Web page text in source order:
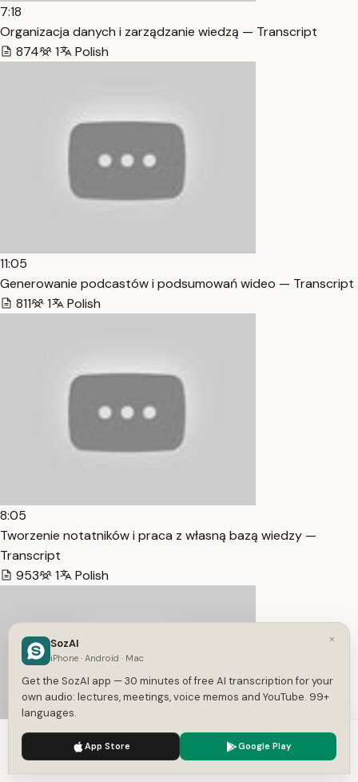
7:18
Organizacja danych i zarządzanie wiedzą — Transcript
874
1 Polish
11:05
Generowanie podcastów i podsumowań wideo — Transcript
811
1 Polish
8:05
Tworzenie notatników i praca z własną bazą wiedzy —
Transcript
953
1 Polish
We use cookies to enhance your experience.
×
SozAI
iPhone · Android · Mac
Get the SozAI app — 30 minutes of free AI transcription for your
own audio: lectures, meetings, voice memos and YouTube. 99+
languages.
App Store Google Play